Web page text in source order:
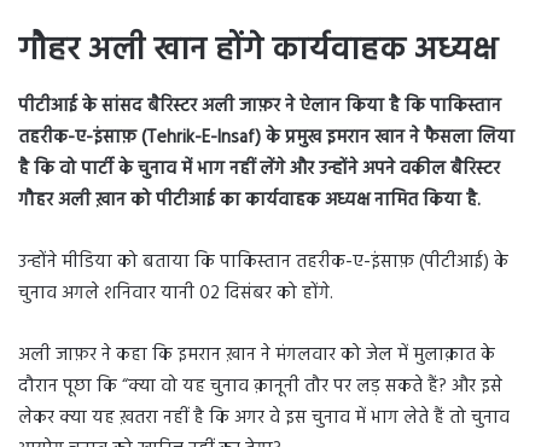
गौहर अली खान होंगे कार्यवाहक अध्यक्ष
पीटीआई के सांसद बैरिस्टर अली जाफ़र ने ऐलान किया है कि पाकिस्तान
तहरीक-ए-इंसाफ़ (Tehrik-E-Insaf) के प्रमुख इमरान खान ने फैसला लिया
है कि वो पार्टी के चुनाव में भाग नहीं लेंगे और उन्होंने अपने वकील बैरिस्टर
गौहर अली ख़ान को पीटीआई का कार्यवाहक अध्यक्ष नामित किया है.
उन्होंने मीडिया को बताया कि पाकिस्तान तहरीक-ए-इंसाफ़ (पीटीआई) के
चुनाव अगले शनिवार यानी 02 दिसंबर को होंगे.
अली जाफ़र ने कहा कि इमरान ख़ान ने मंगलवार को जेल में मुलाक़ात के
दौरान पूछा कि “क्या वो यह चुनाव क़ानूनी तौर पर लड़ सकते हैं? और इसे
लेकर क्या यह ख़तरा नहीं है कि अगर वे इस चुनाव में भाग लेते हैं तो चुनाव